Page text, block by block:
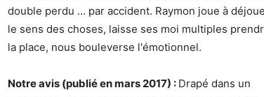
double perdu ... par accident. Raymon joue à
le sens des choses, laisse ses moi multiples
la place, nous bouleverse l'émotionnel.
Notre avis (publié en mars 2017) : Drapé dans un